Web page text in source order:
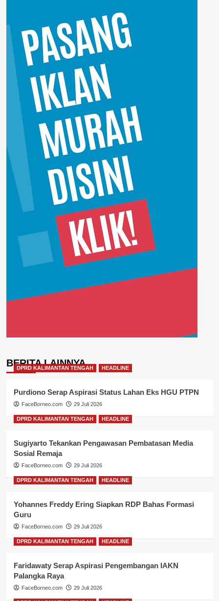
BERITA LAINNYA
DPRD KALIMANTAN TENGAH HEADLINE
Purdiono Serap Aspirasi Status Lahan Eks HGU PTPN
FaceBorneo.com 29 Juli 2026
DPRD KALIMANTAN TENGAH HEADLINE
Sugiyarto Tekankan Pengawasan Pembatasan Media
Sosial Remaja
FaceBorneo.com 29 Juli 2026
DPRD KALIMANTAN TENGAH HEADLINE
Yohannes Freddy Ering Siapkan RDP Bahas Formasi
Guru
FaceBorneo.com 29 Juli 2026
DPRD KALIMANTAN TENGAH HEADLINE
Faridawaty Serap Aspirasi Pengembangan IAKN
Palangka Raya
FaceBorneo.com 29 Juli 2026